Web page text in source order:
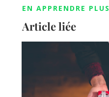
EN APPRENDRE PLUS
Article liée